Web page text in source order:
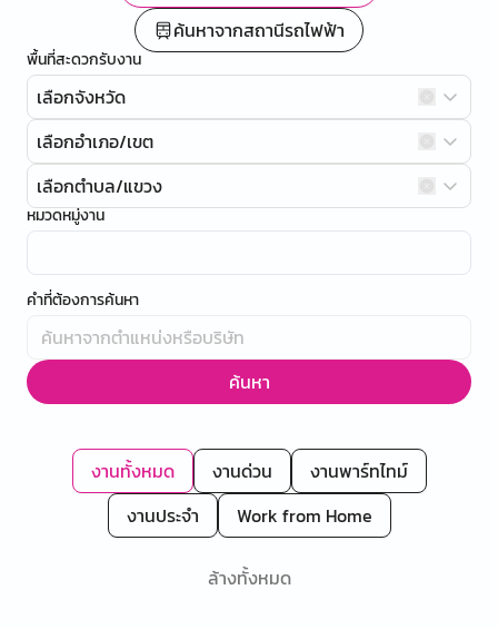
ค้นหาจากสถานีรถไฟฟ้า
พื้นที่สะดวกรับงาน
เลือกจังหวัด
เลือกอำเภอ/เขต
เลือกตำบล/แขวง
หมวดหมู่งาน
คำที่ต้องการค้นหา
ค้นหา
งานทั้งหมด งานด่วน
งานพาร์ทไทม์
งานประจำ
Work from Home
ล้างทั้งหมด